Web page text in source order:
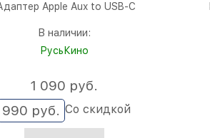
Apple Aux to USB-C
В наличии:
РусьКино
990 руб. Со скидкой
1 090 руб.